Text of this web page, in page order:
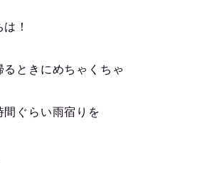
！
るときにめちゃくちゃ
ぐらい雨宿りを